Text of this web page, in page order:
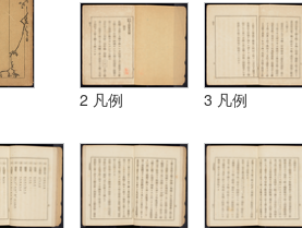
2 凡例 3 凡例